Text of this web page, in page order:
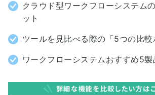
クラウド型ワークフローシステム
ット
ツールを見比べる際の「5つの比較
ワークフローシステムおすすめ5製